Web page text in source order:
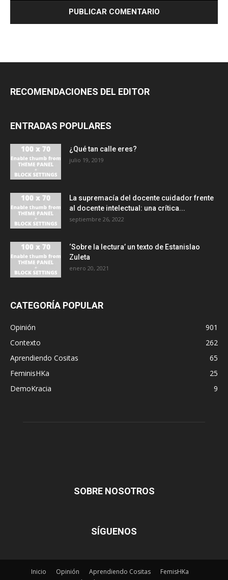
RECOMENDACIONES DEL EDITOR
ENTRADAS POPULARES
¿Qué tan calle eres?
julio 19, 2019
La supremacía del docente cuidador frente
al docente intelectual: una crítica...
septiembre 26, 2022
‘Sobre la lectura’ un texto de Estanislao
Zuleta
enero 20, 2021
CATEGORÍA POPULAR
Opinión
901
Contexto
262
Aprendiendo Cositas
65
FeminisHKa
25
DemoKracia
9
SOBRE NOSOTROS
SÍGUENOS
Inicio Opinión Aprendiendo Cositas
FemisHKa